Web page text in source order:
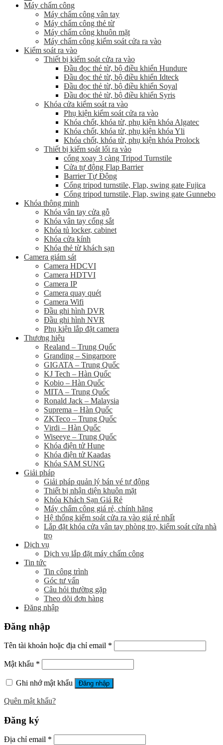
Máy chấm công
Máy chấm công vân tay
Máy chấm công thẻ từ
Máy chấm công khuôn mặt
Máy chấm công kiểm soát cửa ra vào
Kiểm soát ra vào
Thiết bị kiểm soát cửa ra vào
Đầu đọc thẻ từ, bộ điều khiển Hundure
Đầu đọc thẻ từ, bộ điều khiển Idteck
Đầu đọc thẻ từ, bộ điều khiển Soyal
Đầu đọc thẻ từ, bộ điều khiển Syris
Khóa cửa kiểm soát ra vào
Phụ kiện kiểm soát cửa ra vào
Khóa chốt, khóa từ, phụ kiện khóa Algatec
Khóa chốt, khóa từ, phụ kiện khóa Yli
Khóa chốt, khóa từ, phụ kiện khóa Prolock
Thiết bị kiểm soát lối ra vào
cổng xoay 3 càng Tripod Turnstile
Cửa tự động Flap Barrier
Barrier Tự Động
Cổng tripod turnstile, Flap, swing gate Fujica
Cổng tripod turnstile, Flap, swing gate Gunnebo
Khóa thông minh
Khóa vân tay cửa gỗ
Khóa vân tay cổng sắt
Khóa tủ locker, cabinet
Khóa cửa kính
Khóa thẻ từ khách sạn
Camera giám sát
Camera HDCVI
Camera HDTVI
Camera IP
Camera quay quét
Camera Wifi
Đầu ghi hình DVR
Đầu ghi hình NVR
Phụ kiện lắp đặt camera
Thương hiệu
Realand – Trung Quốc
Granding – Singarpore
GIGATA – Trung Quốc
KJ Tech – Hàn Quốc
Kobio – Hàn Quốc
MITA – Trung Quốc
Ronald Jack – Malaysia
Suprema – Hàn Quốc
ZKTeco – Trung Quốc
Virdi – Hàn Quốc
Wiseeye – Trung Quốc
Khóa điện tử Hune
Khóa điện tử Kaadas
Khóa SAM SUNG
Giải pháp
Giải pháp quản lý bán vé tự động
Thiết bị nhận diện khuôn mặt
Khóa Khách Sạn Giá Rẻ
Máy chấm công giá rẻ, chính hãng
Hệ thống kiểm soát cửa ra vào giá rẻ nhất
Lắp đặt khóa cửa vân tay phòng trọ, kiểm soát cửa nhà
trọ
Dịch vụ
Dịch vụ lắp đặt máy chấm công
Tin tức
Tin công trình
Góc tư vấn
Câu hỏi thường gặp
Theo dõi đơn hàng
Đăng nhập
Đăng nhập
Tên tài khoản hoặc địa chỉ email *
Mật khẩu *
Ghi nhớ mật khẩu Đăng nhập
Quên mật khẩu?
Đăng ký
Địa chỉ email *